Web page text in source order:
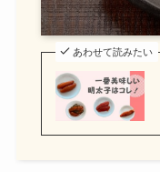
あわせて読みたい